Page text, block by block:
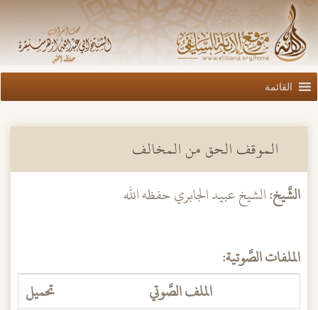
القائمة
الموقف الحق من المخالف
الشَّيخ:الشيخ عبيد الجابري حفظه الله
الملفات الصَّوتية:
الملف الصَّوتي
تحميل